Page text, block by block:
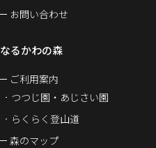
お問い合わせ
なるかわの森
ご利用案内
つつじ園・あじさい園
らくらく登山道
森のマップ